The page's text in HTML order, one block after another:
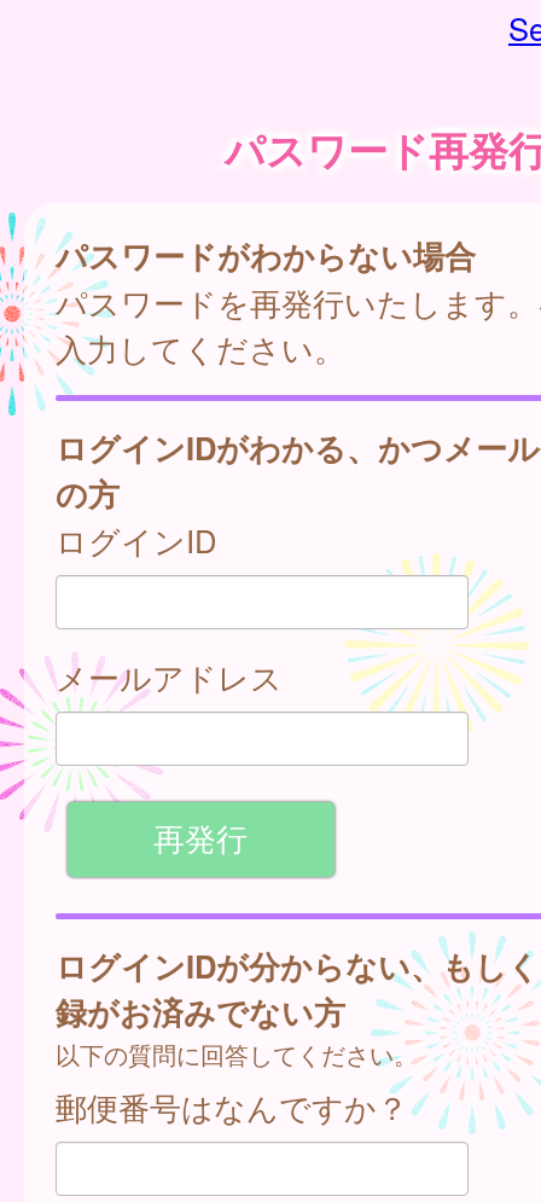
パスワード再発
パスワードがわからない場合
パスワードを再発行いたします
入力してください。
ログインIDがわかる、かつメー
の方
ログインID
メールアドレス
ログインIDが分からない、もし
録がお済みでない方
以下の質問に回答してください。
郵便番号はなんですか？